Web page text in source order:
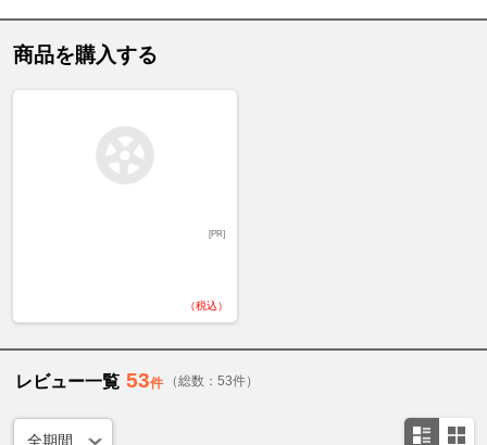
商品を購入する
[PR]
（税込）
レビュー一覧 53件 （総数：53件）